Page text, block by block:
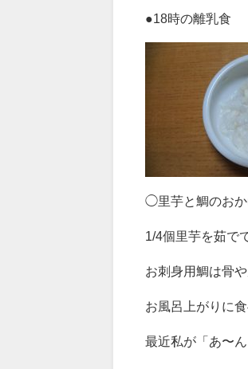
●18時の離乳食
◯里芋と鯛のおか
1/4個里芋を茹で
お刺身用鯛は骨
お風呂上がりに
最近私が「あ〜